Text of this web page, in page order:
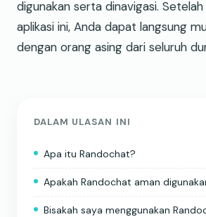
digunakan serta dinavigasi.
aplikasi ini, Anda dapat langsung
dengan orang asing dari seluruh
DALAM ULASAN INI
Apa itu Randochat?
Apakah Randochat aman
Bisakah saya menggunakan